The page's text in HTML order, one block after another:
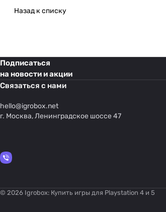
Назад к списку
Подписаться
на новости и акции
Связаться с нами
hello@igrobox.net
г. Москва, Ленинградское шоссе 47
© 2026 Igrobox: Купить игры для Playstation 4 и 5